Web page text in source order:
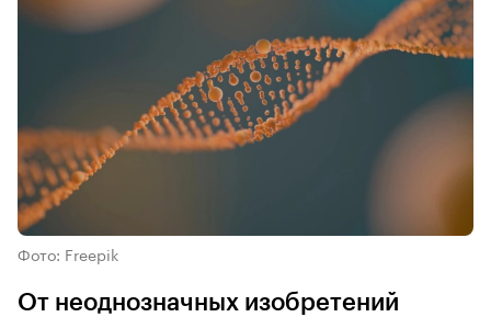
Фото: Freepik
От неоднозначных изобретений